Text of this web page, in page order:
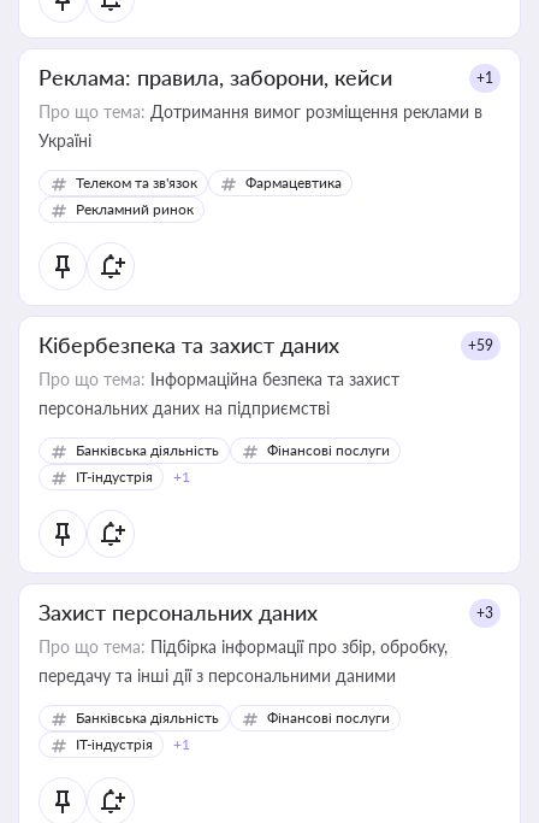
Реклама: правила, заборони, кейси +1
Про що тема: Дотримання вимог розміщення реклами в
Україні
Телеком та зв'язок
Фармацевтика
Рекламний ринок
Кібербезпека та захист даних +59
Про що тема: Інформаційна безпека та захист
персональних даних на підприємстві
Банківська діяльність
Фінансові послуги
IT-індустрія
+1
Захист персональних даних +3
Про що тема: Підбірка інформації про збір, обробку,
передачу та інші дії з персональними даними
Банківська діяльність
Фінансові послуги
IT-індустрія
+1